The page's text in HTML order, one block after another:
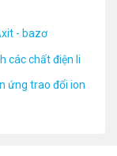
- bazơ
các chất điện li
ứng trao đổi ion